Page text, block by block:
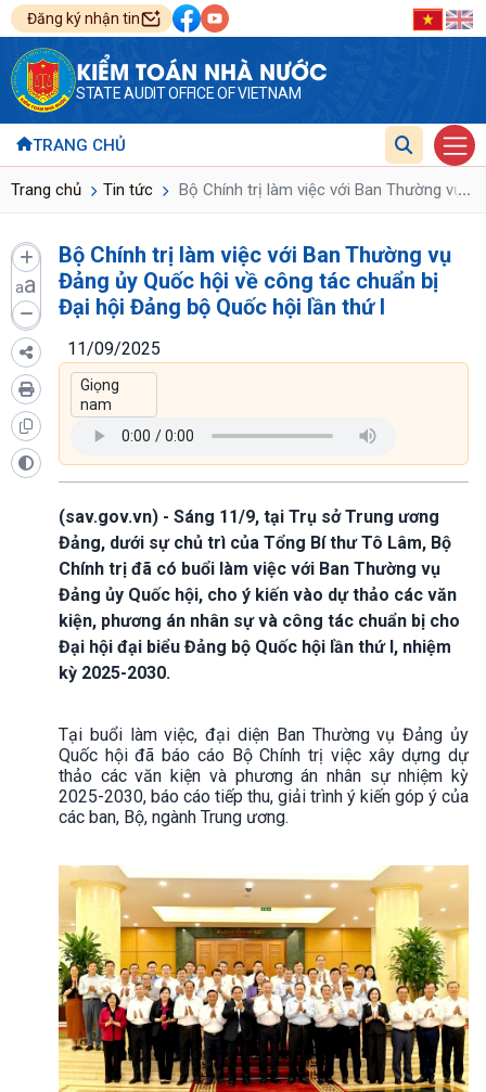
Đăng ký nhận tin
KIỂM TOÁN NHÀ NƯỚC
STATE AUDIT OFFICE OF VIETNAM
TRANG CHỦ
Trang chủ Tin tức Bộ Chính trị làm việc với Ban Thường vụ...
aa
Bộ Chính trị làm việc với Ban Thường vụ
Đảng ủy Quốc hội về công tác chuẩn bị
Đại hội Đảng bộ Quốc hội lần thứ I
11/09/2025
(sav.gov.vn) - Sáng 11/9, tại Trụ sở Trung ương
Đảng, dưới sự chủ trì của Tổng Bí thư Tô Lâm, Bộ
Chính trị đã có buổi làm việc với Ban Thường vụ
Đảng ủy Quốc hội, cho ý kiến vào dự thảo các văn
kiện, phương án nhân sự và công tác chuẩn bị cho
Đại hội đại biểu Đảng bộ Quốc hội lần thứ I, nhiệm
kỳ 2025-2030.
Tại buổi làm việc, đại diện Ban Thường vụ Đảng ủy
Quốc hội đã báo cáo Bộ Chính trị việc xây dựng dự
thảo các văn kiện và phương án nhân sự nhiệm kỳ
2025-2030, báo cáo tiếp thu, giải trình ý kiến góp ý của
các ban, Bộ, ngành Trung ương.